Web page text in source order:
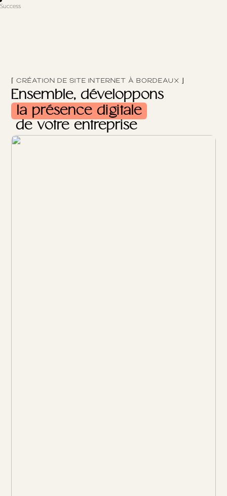
Success
⌈ CRÉATION DE SITE INTERNET À BORDEAUX ⌋
Ensemble, développons
la présence digitale
de votre entreprise